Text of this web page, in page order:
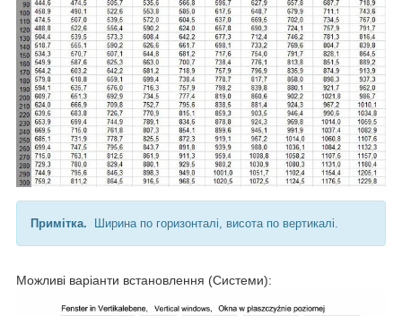
Примітка. Ширина по горизонталі, висота по вертикалі.
Можливі варіанти встановлення (Системи):